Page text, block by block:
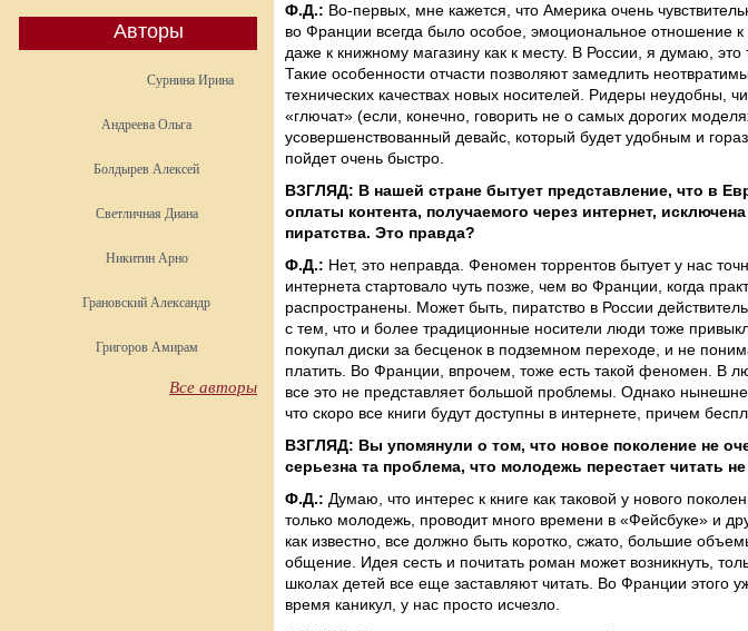
Авторы
Сурнина Ирина
Андреева Ольга
Болдырев Алексей
Светличная Диана
Никитин Арно
Грановский Александр
Григоров Амирам
Все авторы
Ф.Д.: Во-первых, мне кажется, что Америка очень
во Франции всегда было особое, эмоциональное отношение
даже к книжному магазину как к месту. В России, я думаю, это
Такие особенности отчасти позволяют замедлить
технических качествах новых носителей. Ридеры неудобны,
«глючат» (если, конечно, говорить не о самых дорогих
усовершенствованный девайс, который будет удобным и
пойдет очень быстро.
ВЗГЛЯД: В нашей стране бытует представление, что в
оплаты контента, получаемого через интернет,
пиратства. Это правда?
Ф.Д.: Нет, это неправда. Феномен торрентов бытует у нас
интернета стартовало чуть позже, чем во Франции, когда
распространены. Может быть, пиратство в России
с тем, что и более традиционные носители люди тоже
покупал диски за бесценок в подземном переходе, и не
платить. Во Франции, впрочем, тоже есть такой феномен. В
все это не представляет большой проблемы. Однако
что скоро все книги будут доступны в интернете, причем
ВЗГЛЯД: Вы упомянули о том, что новое поколение не
серьезна та проблема, что молодежь перестает читать
Ф.Д.: Думаю, что интерес к книге как таковой у нового
только молодежь, проводит много времени в «Фейсбуке» и
как известно, все должно быть коротко, сжато, большие
общение. Идея сесть и почитать роман может возникнуть,
школах детей все еще заставляют читать. Во Франции этого
время каникул, у нас просто исчезло.